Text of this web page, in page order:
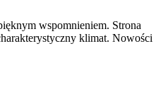
wspomnieniem. Strona
klimat. Nowości